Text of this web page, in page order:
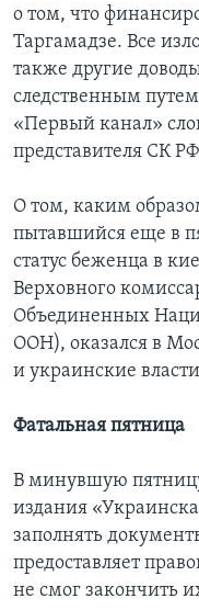
о том, что
Таргамадзе. Все
также другие
следственным
«Первый канал»
представителя СК
О том, каким
пытавшийся еще в
статус беженца в
Верховного
Объединенных
ООН), оказался в
и украинские
Фатальная пятница
В минувшую
издания
заполнять
предоставляет
не смог закончить